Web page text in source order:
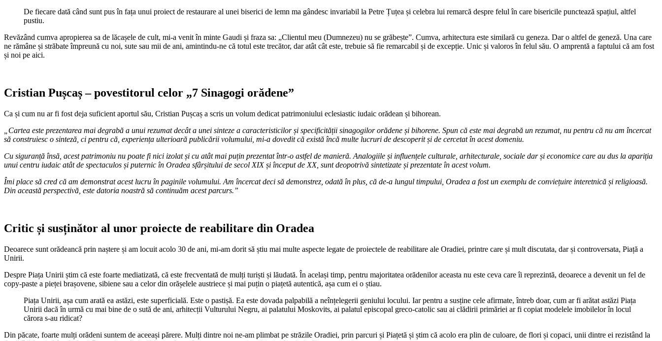
De fiecare dată când sunt pus în fața unui proiect de restaurare al unei biserici de lemn ma gândesc invariabil la Petre Țuțea și celebra lui remarcă despre felul în care bisericile punctează spațiul, altfel
pustiu.
Revăzând cumva apropierea sa de lăcașele de cult, mi-a venit în minte Gaudi și fraza sa: „Clientul meu (Dumnezeu) nu se grăbește”. Cumva, arhitectura este similară cu geneza. Dar o altfel de geneză. Una care
ne rămâne și străbate împreună cu noi, sute sau mii de ani, amintindu-ne că totul este trecător, dar atât cât este, trebuie să fie remarcabil și de excepție. Unic și valoros în felul său. O amprentă a faptului că am fost
și noi pe aici.
Cristian Pușcaș – povestitorul celor „7 Sinagogi orădene”
Ca și cum nu ar fi fost deja suficient aportul său, Cristian Pușcaș a scris un volum dedicat patrimoniului eclesiastic iudaic orădean și bihorean.
„Cartea este prezentarea mai degrabă a unui rezumat decât a unei sinteze a caracteristicilor și specificității sinagogilor orădene și bihorene. Spun că este mai degrabă un rezumat, nu pentru că nu am încercat
să construiesc o sinteză, ci pentru că, experiența ulterioară publicării volumului, mi-a dovedit că există încă multe lucruri de descoperit și de cercetat în acest domeniu.
Cu siguranță însă, acest patrimoniu nu poate fi nici izolat și cu atât mai puțin prezentat într-o astfel de manieră. Analogiile și influențele culturale, arhitecturale, sociale dar și economice care au dus la apariția
unui centru iudaic atât de spectaculos și puternic în Oradea sfârșitului de secol XIX și început de XX, sunt deopotrivă sintetizate și prezentate în acest volum.
Îmi place să cred că am demonstrat acest lucru în paginile volumului. Am încercat deci să demonstrez, odată în plus, că de-a lungul timpului, Oradea a fost un exemplu de conviețuire interetnică și religioasă.
Din această perspectivă, este datoria noastră să continuăm acest parcurs.”
Critic și susținător al unor proiecte de reabilitare din Oradea
Deoarece sunt orădeancă prin naștere și am locuit acolo 30 de ani, mi-am dorit să știu mai multe aspecte legate de proiectele de reabilitare ale Oradiei, printre care și mult discutata, dar și controversata, Piață a
Unirii.
Despre Piața Unirii știm că este foarte mediatizată, că este frecventată de mulți turiști și lăudată. În același timp, pentru majoritatea orădenilor aceasta nu este ceva care îi reprezintă, deoarece a devenit un fel de
copy-paste a pieței brașovene, sibiene sau a celor din orășelele austriece și mai puțin o piațetă autentică, așa cum ei o știau.
Piața Unirii, așa cum arată ea astăzi, este superficială. Este o pastișă. Ea este dovada palpabilă a neînțelegerii geniului locului. Iar pentru a susține cele afirmate, întreb doar, cum ar fi arătat astăzi Piața
Unirii dacă în urmă cu mai bine de o sută de ani, arhitecții Vulturului Negru, ai palatului Moskovits, ai palatul episcopal greco-catolic sau ai clădirii primăriei ar fi copiat modelele imobilelor în locul
cărora s-au ridicat?
Din păcate, foarte mulți orădeni suntem de aceeași părere. Mulți dintre noi ne-am plimbat pe străzile Oradiei, prin parcuri și Piațetă și știm că acolo era plin de culoare, de flori și copaci, unii dintre ei rezistând la